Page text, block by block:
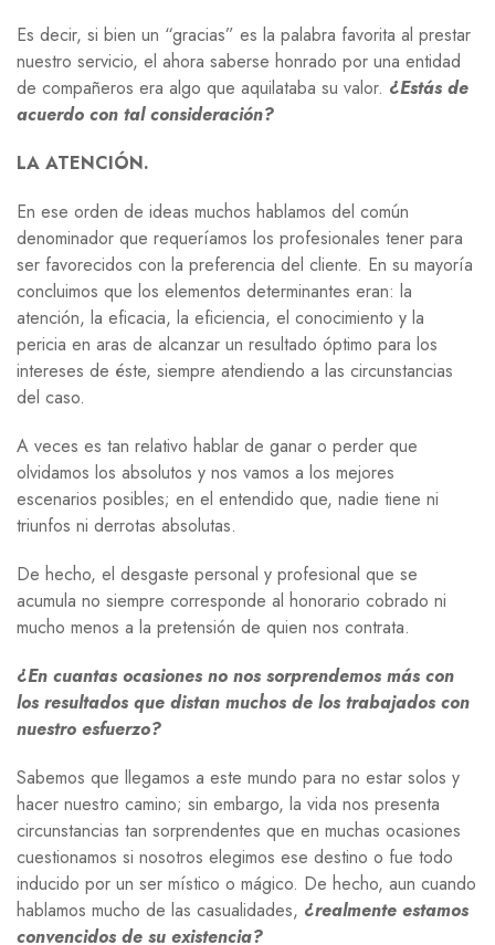
Es decir, si bien un “gracias” es la palabra favorita al prestar
nuestro servicio, el ahora saberse honrado por una entidad
de compañeros era algo que aquilataba su valor. ¿Estás de
acuerdo con tal consideración?
LA ATENCIÓN.
En ese orden de ideas muchos hablamos del común
denominador que requeríamos los profesionales tener para
ser favorecidos con la preferencia del cliente. En su mayoría
concluimos que los elementos determinantes eran: la
atención, la eficacia, la eficiencia, el conocimiento y la
pericia en aras de alcanzar un resultado óptimo para los
intereses de éste, siempre atendiendo a las circunstancias
del caso.
A veces es tan relativo hablar de ganar o perder que
olvidamos los absolutos y nos vamos a los mejores
escenarios posibles; en el entendido que, nadie tiene ni
triunfos ni derrotas absolutas.
De hecho, el desgaste personal y profesional que se
acumula no siempre corresponde al honorario cobrado ni
mucho menos a la pretensión de quien nos contrata.
¿En cuantas ocasiones no nos sorprendemos más con
los resultados que distan muchos de los trabajados con
nuestro esfuerzo?
Sabemos que llegamos a este mundo para no estar solos y
hacer nuestro camino; sin embargo, la vida nos presenta
circunstancias tan sorprendentes que en muchas ocasiones
cuestionamos si nosotros elegimos ese destino o fue todo
inducido por un ser místico o mágico. De hecho, aun cuando
hablamos mucho de las casualidades, ¿realmente estamos
convencidos de su existencia?